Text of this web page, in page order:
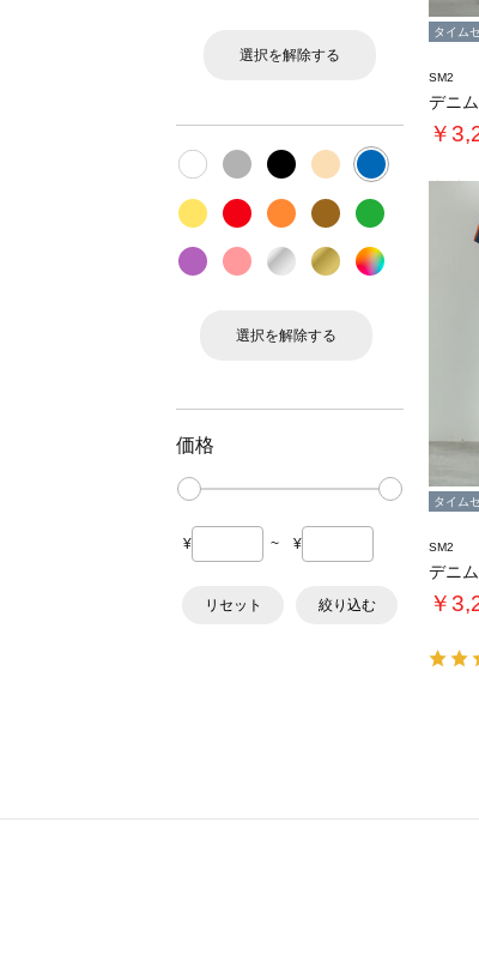
選択を解除する
選択を解除する
価格
¥ ~ ¥
リセット 絞り込む
タイム
SM2
デニ
￥
タイム
SM2
デニ
￥